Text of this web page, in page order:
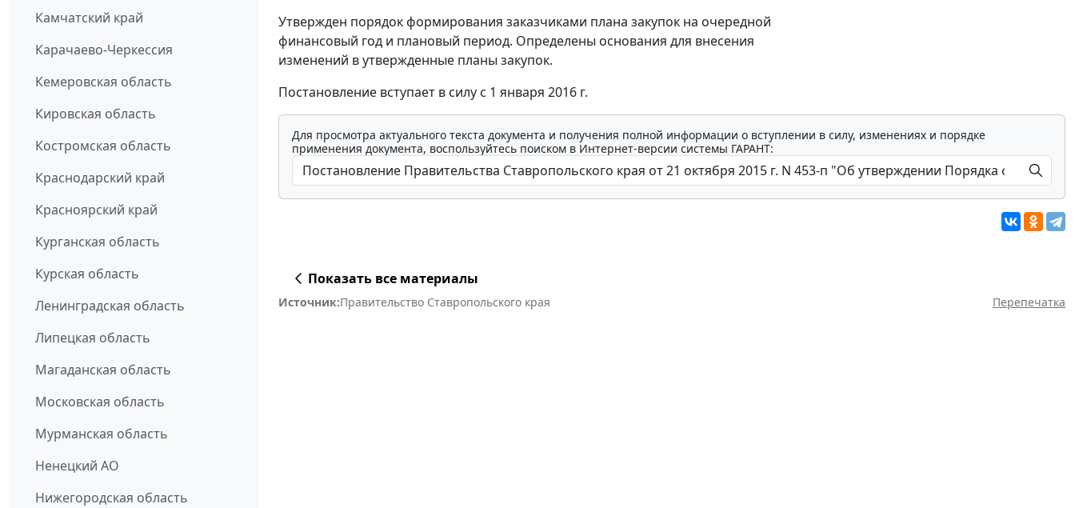
Камчатский край
Карачаево-Черкессия
Кемеровская область
Кировская область
Костромская область
Краснодарский край
Красноярский край
Курганская область
Курская область
Ленинградская область
Липецкая область
Магаданская область
Московская область
Мурманская область
Ненецкий АО
Нижегородская область
Утвержден порядок формирования заказчиками плана закупок на очередной
финансовый год и плановый период. Определены основания для внесения
изменений в утвержденные планы закупок.
Постановление вступает в силу с 1 января 2016 г.
Для просмотра актуального текста документа и получения полной информации о вступлении в силу, изменениях и порядке
применения документа, воспользуйтесь поиском в Интернет-версии системы ГАРАНТ:
Показать все материалы
Источник:Правительство Ставропольского края Перепечатка